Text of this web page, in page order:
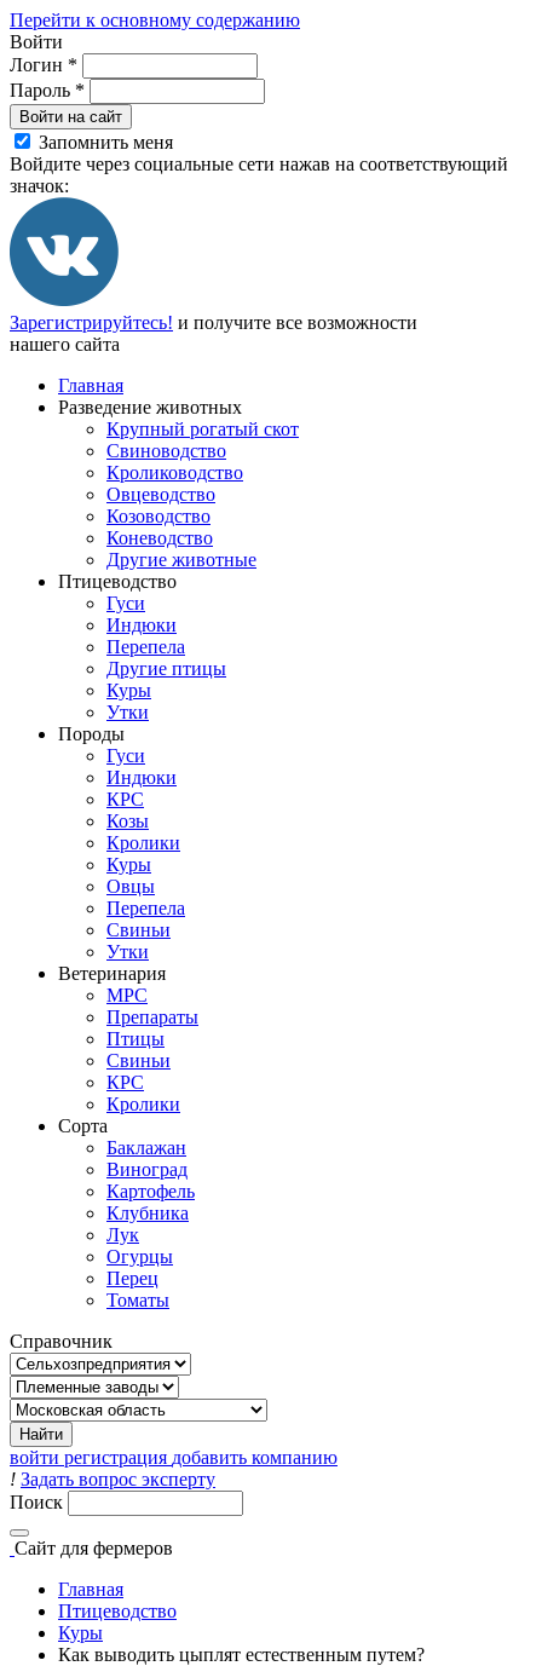
Перейти к основному содержанию
Войти
Логин *
Пароль *
Войти на сайт
Запомнить меня
Войдите через социальные сети нажав на соответствующий
значок:
Зарегистрируйтесь! и получите все возможности
нашего сайта
Главная
Разведение животных
Крупный рогатый скот
Свиноводство
Кролиководство
Овцеводство
Козоводство
Коневодство
Другие животные
Птицеводство
Гуси
Индюки
Перепела
Другие птицы
Куры
Утки
Породы
Гуси
Индюки
КРС
Козы
Кролики
Куры
Овцы
Перепела
Свиньи
Утки
Ветеринария
МРС
Препараты
Птицы
Свиньи
КРС
Кролики
Сорта
Баклажан
Виноград
Картофель
Клубника
Лук
Огурцы
Перец
Томаты
Справочник
войти регистрация добавить компанию
! Задать вопрос эксперту
Поиск
Сайт для фермеров
Главная
Птицеводство
Куры
Как выводить цыплят естественным путем?